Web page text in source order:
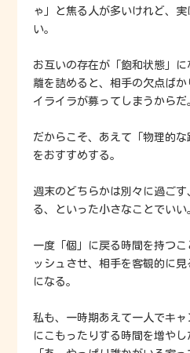
ゃ」と焦る人が多いけれど、
い。
お互いの存在が「飽和状態」
離を詰めると、相手の欠点ば
イライラが募ってしまうからだ
だからこそ、あえて「物理的
をおすすめする。
週末のどちらかは別々に過ご
る、といった小さなことでいい
一度「個」に戻る時間を持つ
ッシュさせ、相手を客観的に
になる。
私も、一時期あえて一人でキ
にこもったりする時間を増や